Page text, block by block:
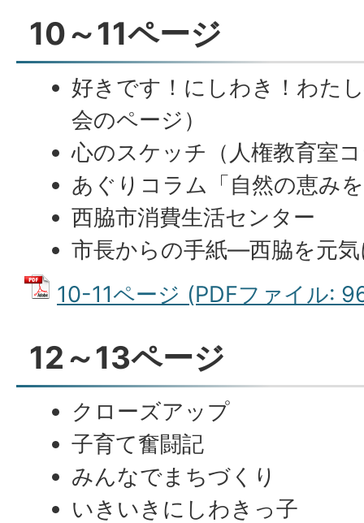
10～11ページ
好きです！にしわき！わた
会のページ）
心のスケッチ（人権教育室
あぐりコラム「自然の恵み
西脇市消費生活センター
市長からの手紙―西脇を元
10-11ページ (PDFファイル:
12～13ページ
クローズアップ
子育て奮闘記
みんなでまちづくり
いきいきにしわきっ子